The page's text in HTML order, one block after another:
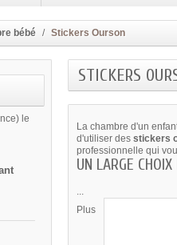
bébé Stickers Ourson
le
STICKERS
La chambre d'un
d'utiliser desstickers
professionnelle qui
UN LARGE
...
Plus